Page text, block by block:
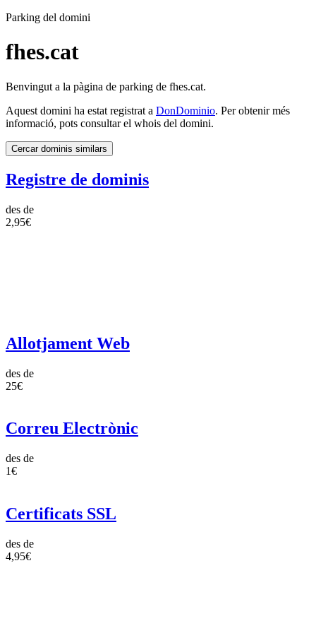
Parking del domini
fhes.cat
Benvingut a la pàgina de parking de fhes.cat.
Aquest domini ha estat registrat a DonDominio. Per obtenir més
informació, pots consultar el whois del domini.
Cercar dominis similars
Registre de dominis
des de
2,95€
Allotjament Web
des de
25€
Correu Electrònic
des de
1€
Certificats SSL
des de
4,95€